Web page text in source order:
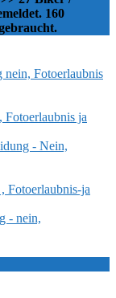
160
Fotoerlaubnis
ja
- Nein,
Fotoerlaubnis-ja
- nein,